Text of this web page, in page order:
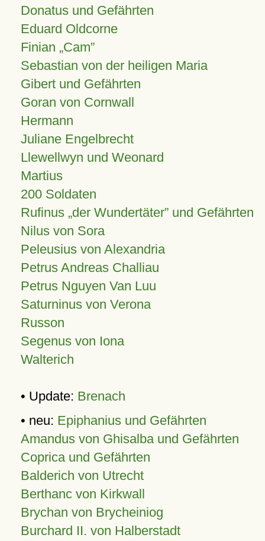
Donatus und Gefährten
Eduard Oldcorne
Finian Cam
Sebastian von der heiligen Maria
Gibert und Gefährten
Goran von Cornwall
Hermann
Juliane Engelbrecht
Llewellwyn und Weonard
Martius
200 Soldaten
Rufinus „der Wundertäter” und Gefährten
Nilus von Sora
Peleusius von Alexandria
Petrus Andreas Challiau
Petrus Nguyen Van Luu
Saturninus von Verona
Russon
Segenus von Iona
Walterich
• Update: Brenach
• neu: Epiphanius und Gefährten
Amandus von Ghisalba und Gefährten
Coprica und Gefährten
Balderich von Utrecht
Berthanc von Kirkwall
Brychan von Brycheiniog
Burchard II. von Halberstadt